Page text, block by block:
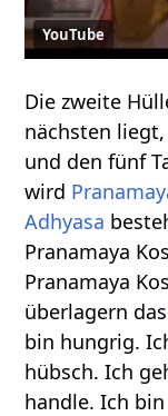
YouTube
Die zweite
nächsten
und den fünf
wird
Adhyasa
Pranamaya
Pranamaya
überlagern das
bin hungrig.
hübsch. Ich
handle. Ich